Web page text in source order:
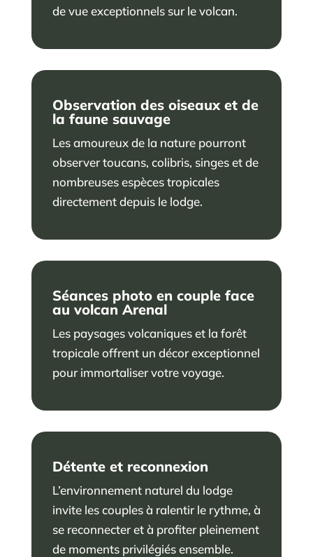
de vue exceptionnels sur le volcan.
Observation des oiseaux et de
la faune sauvage
Les amoureux de la nature pourront
observer toucans, colibris, singes et de
nombreuses espèces tropicales
directement depuis le lodge.
Séances photo en couple face
au volcan Arenal
Les paysages volcaniques et la forêt
tropicale offrent un décor exceptionnel
pour immortaliser votre voyage.
Détente et reconnexion
L’environnement naturel du lodge
invite les couples à ralentir le rythme, à
se reconnecter et à profiter pleinement
de moments privilégiés ensemble.